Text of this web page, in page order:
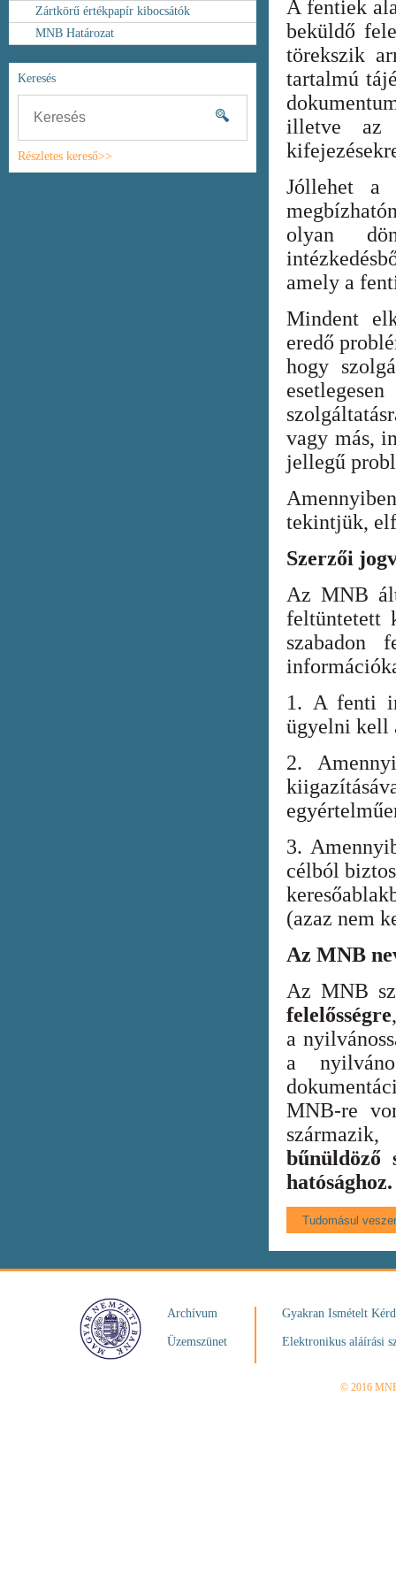
Zártkörű értékpapír kibocsátók
MNB Határozat
Keresés
Részletes kereső>>
A fentiek
beküldő
törekszik
tartalmú
illetve az
Jóllehet a
olyan
amely a
Mindent
eredő
hogy
vagy más,
jellegű
tekintjük,
Szerzői
Az MNB
feltüntetett
szabadon
1. A fenti
ügyelni kell
2.
3.
célból
(azaz nem
Az MNB
Az MNB
felelősségre
a
a
MNB-re
bűnüldöző
hatósághoz.
Archívum
Üzemszünet
Gyakran Ismételt
Elektronikus aláírási
© 2016